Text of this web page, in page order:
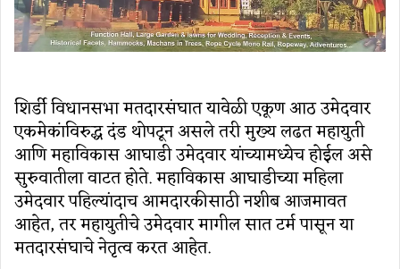
शिर्डी विधानसभा मतदारसंघात यावेळी एकूण आठ उमेदवार
एकमेकांविरुद्ध दंड थोपटून असले तरी मुख्य लढत महायुती
आणि महाविकास आघाडी उमेदवार यांच्यामध्येच होईल असे
सुरुवातीला वाटत होते. महाविकास आघाडीच्या महिला
उमेदवार पहिल्यांदाच आमदारकीसाठी नशीब आजमावत
आहेत, तर महायुतीचे उमेदवार मागील सात टर्म पासून या
मतदारसंघाचे नेतृत्व करत आहेत.